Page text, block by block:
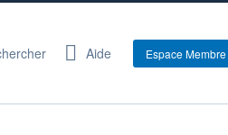
Aide Espace Membre